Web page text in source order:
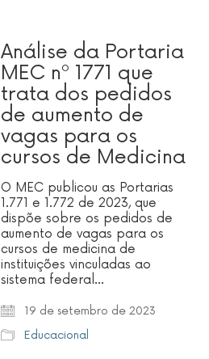
Análise da Portaria
MEC nº 1771 que
trata dos pedidos
de aumento de
vagas para os
cursos de Medicina
O MEC publicou as Portarias
1.771 e 1.772 de 2023, que
dispõe sobre os pedidos de
aumento de vagas para os
cursos de medicina de
instituições vinculadas ao
sistema federal…
19 de setembro de 2023
Educacional